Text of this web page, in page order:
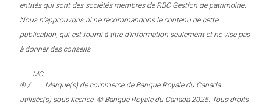
entités qui sont des sociétés membres de RBC Gestion de patrimoine.
Nous n’approuvons ni ne recommandons le contenu de cette
publication, qui est fourni à titre d’information seulement et ne vise pas
à donner des conseils.
® /
MC
Marque(s) de commerce de Banque Royale du Canada
utilisée(s) sous licence. © Banque Royale du Canada 2025. Tous droits